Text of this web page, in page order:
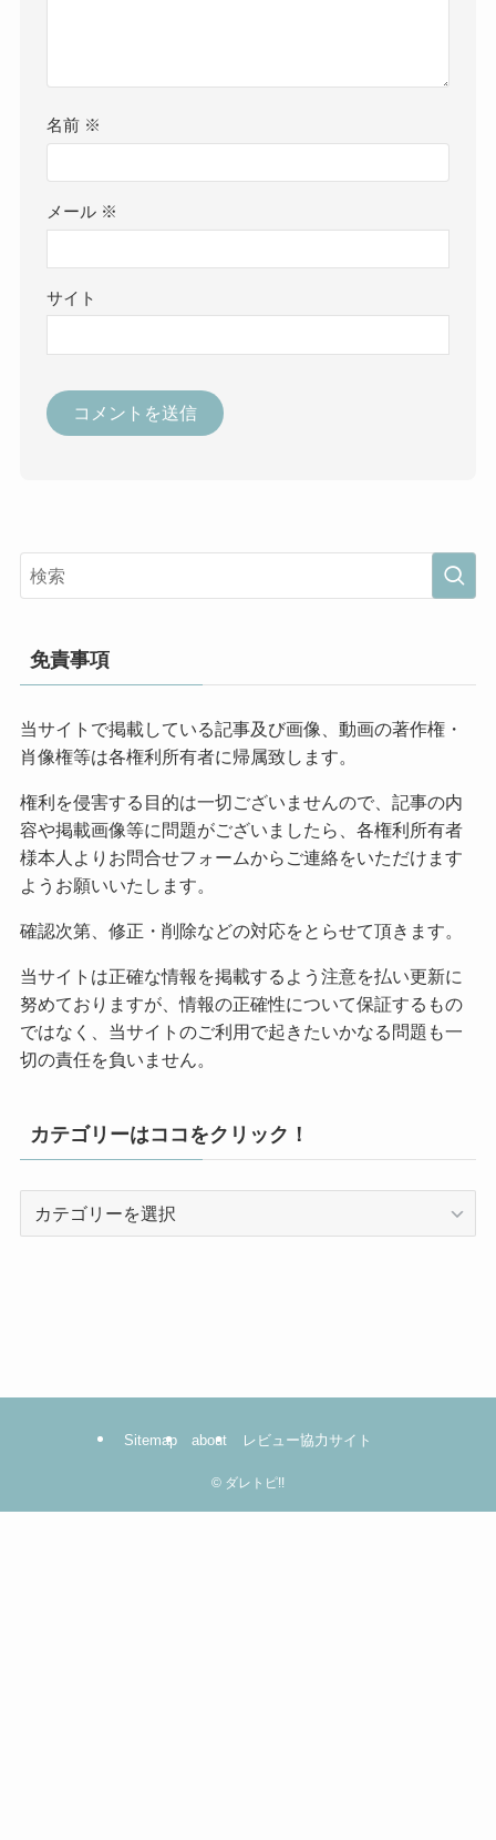
名前 ※
メール ※
サイト
免責事項
当サイトで掲載している記事及び画像、動画の著作権・
肖像権等は各権利所有者に帰属致します。
権利を侵害する目的は一切ございませんので、記事の内
容や掲載画像等に問題がございましたら、各権利所有者
様本人よりお問合せフォームからご連絡をいただけます
ようお願いいたします。
確認次第、修正・削除などの対応をとらせて頂きます。
当サイトは正確な情報を掲載するよう注意を払い更新に
努めておりますが、情報の正確性について保証するもの
ではなく、当サイトのご利用で起きたいかなる問題も一
切の責任を負いません。
カテゴリーはココをクリック！
コ
ッ
Sitemap about レビュー協力サイト
© ダレトピ!!